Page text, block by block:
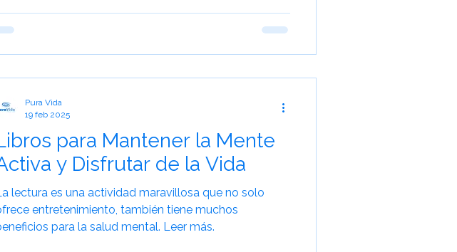
para Mantener la Mente
y Disfrutar de la Vida
lectura es una actividad maravillosa que no solo
entretenimiento, también tiene muchos
para la salud mental. Leer más.
Pura Vida
19 feb 2025